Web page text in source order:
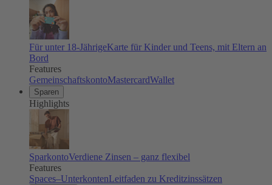
Für unter 18-JährigeKarte für Kinder und Teens, mit Eltern an
Bord
Features
GemeinschaftskontoMastercardWallet
Sparen
Highlights
SparkontoVerdiene Zinsen – ganz flexibel
Features
Spaces–UnterkontenLeitfaden zu Kreditzinssätzen